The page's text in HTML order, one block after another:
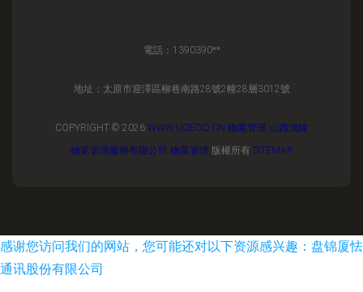
電話：1390390**
地址：太原市迎澤區柳巷南路28號2幢28層3012號
COPYRIGHT © 2026 WWW.UOEOO.CN 物業管理 山西鴻煒
物業管理服務有限公司 物業管理 版權所有 SITEMAP
感谢您访问我们的网站，您可能还对以下资源感兴趣：盘锦厦怯
通讯股份有限公司